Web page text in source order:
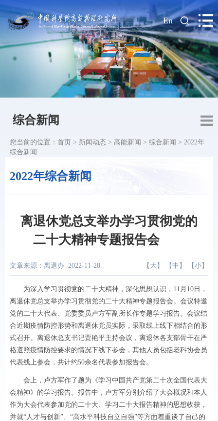
| En
综合新闻
2022年综合新闻
您当前的位置： 首页 > 新闻动态 > 高能新闻 > 综合新闻 > 2022年
综合新闻
离退休党总支举办学习贯彻党的
二十大精神专题报告会
文章来源：离退办 2022-11-28 【 大 】 【 中 】 【 小 】
为深入学习贯彻党的二十大精神，深化思想认识，11月10日，
离退休党总支举办学习贯彻党的二十大精神专题报告会。会议特邀
党的二十大代表、党委委员卢方军副所长作专题学习报告。会议结
合近期疫情防控形势和离退休党员实际，采取线上线下相结合的形
式召开。离退休总支书记贾艳平主持会议，离退休各支部骨干在严
格遵照疫情防控要求的情况下线下参会，其他人员包括老科协会员
代表线上参会，共计约50余名代表参加报告会。
会上，卢方军作了题为《学习中国共产党第二十次全国代表大
会精神》的学习报告。报告中，卢方军分别介绍了大会概况和本人
作为大会代表参加党的二十大、学习二十大报告精神的思想收获，
并就“人才与创新”、“高水平科技自立自强”等方面着重谈了自己的